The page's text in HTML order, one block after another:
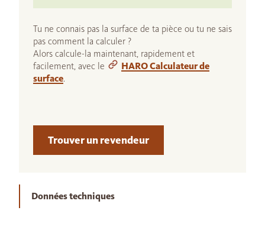
Tu ne connais pas la surface de ta pièce ou tu ne sais
pas comment la calculer ?
Alors calcule-la maintenant, rapidement et
facilement, avec le
HARO Calculateur de
surface.
Trouver un revendeur
Données techniques